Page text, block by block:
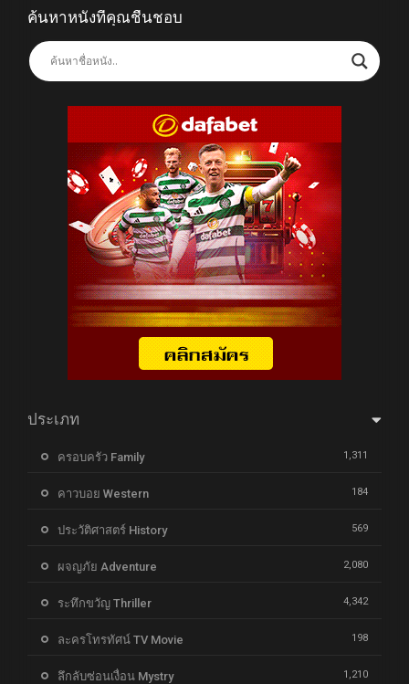
ค้นหาหนังที่คุณชื่นชอบ
ประเภท
ครอบครัว Family 1,311
คาวบอย Western 184
ประวัติศาสตร์ History 569
ผจญภัย Adventure 2,080
ระทึกขวัญ Thriller 4,342
ละครโทรทัศน์ TV Movie 198
ลึกลับซ่อนเงื่อน Mystry 1,210